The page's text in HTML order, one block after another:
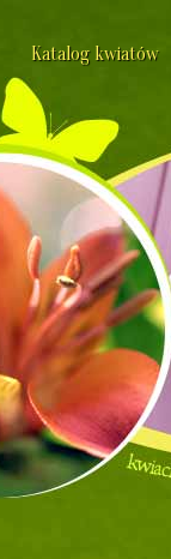
Katalog kwiatów